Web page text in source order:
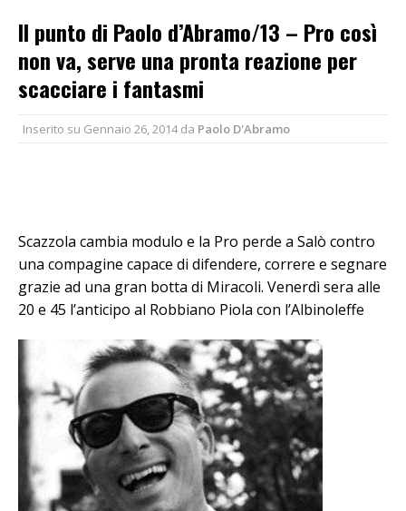
Il punto di Paolo d’Abramo/13 – Pro così
non va, serve una pronta reazione per
scacciare i fantasmi
Inserito su Gennaio 26, 2014da Paolo D'Abramo
Scazzola cambia modulo e la Pro perde a Salò contro
una compagine capace di difendere, correre e segnare
grazie ad una gran botta di Miracoli. Venerdì sera alle
20 e 45 l’anticipo al Robbiano Piola con l’Albinoleffe